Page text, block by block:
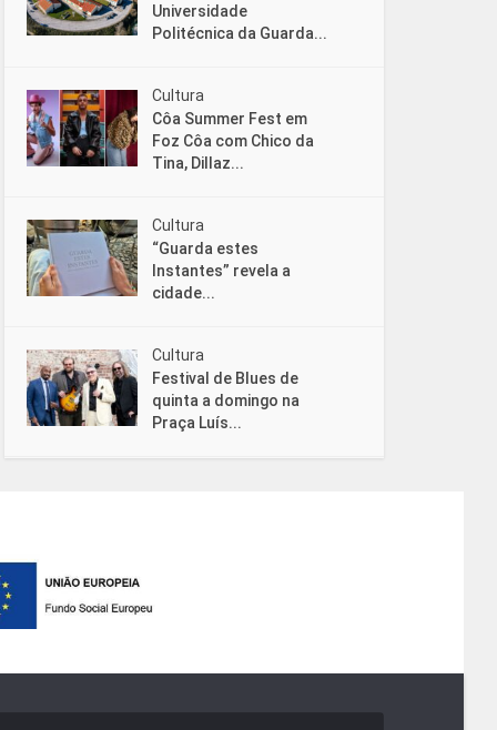
Universidade
Politécnica da Guarda...
Cultura
Côa Summer Fest em
Foz Côa com Chico da
Tina, Dillaz...
Cultura
“Guarda estes
Instantes” revela a
cidade...
Cultura
Festival de Blues de
quinta a domingo na
Praça Luís...